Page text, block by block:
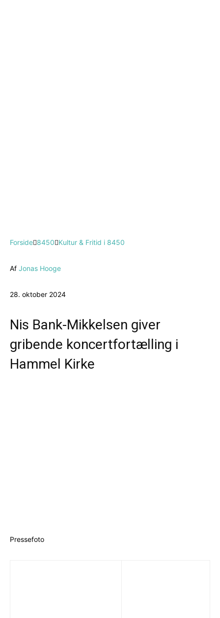
Forside 8450 Kultur & Fritid i 8450
Af Jonas Hooge
28. oktober 2024
Nis Bank-Mikkelsen giver
gribende koncertfortælling i
Hammel Kirke
Pressefoto